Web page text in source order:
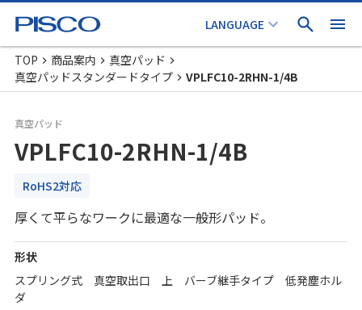
TOP 商品案内
真空パッド
真空パッドスタンダードタイプ
VPLFC10-2RHN-1/4B
真空パッド
VPLFC10-2RHN-1/4B
RoHS2対応
厚くて平らなワークに最適な一般形パッド。
形状
スプリング式 真空取出口 上 バーブ継手タイプ 低発塵ホル
ダ